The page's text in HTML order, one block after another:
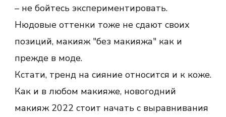
– не бойтесь экспериментировать.
Нюдовые оттенки тоже не сдают своих
позиций, макияж "без макияжа" как и
прежде в моде.
Кстати, тренд на сияние относится и к коже.
Как и в любом макияже, новогодний
макияж 2022 стоит начать с выравнивания